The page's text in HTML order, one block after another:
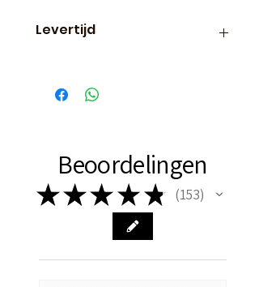
Levertijd
vaak de volgende dag al in
huis!
Beoordelingen
★★★ ★ ★ 153
153